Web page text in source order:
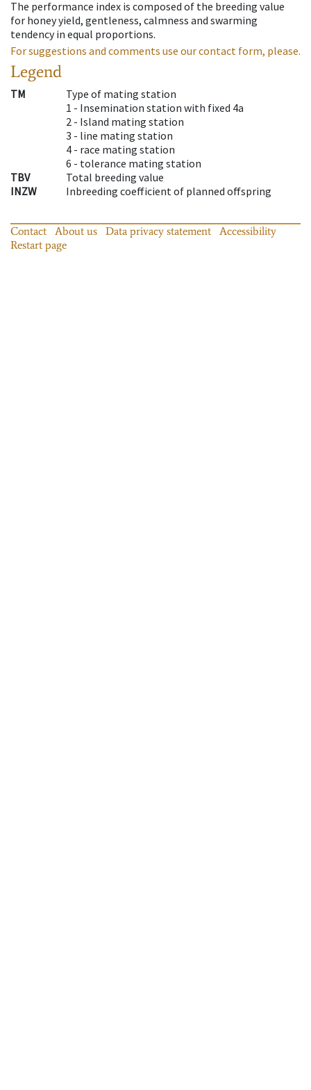
The performance index is composed of the breeding value
for honey yield, gentleness, calmness and swarming
tendency in equal proportions.
For suggestions and comments use our contact form, please.
Legend
TM
Type of mating station
1 - Insemination station with fixed 4a
2 - Island mating station
3 - line mating station
4 - race mating station
6 - tolerance mating station
TBV
Total breeding value
INZW
Inbreeding coefficient of planned offspring
Contact About us Data privacy statement
Accessibility
Restart page